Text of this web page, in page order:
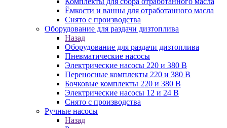
Ёмкости и ванны для отработанного масла
Снято с производства
Оборудование для раздачи дизтоплива
Назад
Оборудование для раздачи дизтоплива
Пневматические насосы
Электрические насосы 220 и 380 В
Переносные комплекты 220 и 380 В
Бочковые комплекты 220 и 380 В
Электрические насосы 12 и 24 В
Снято с производства
Ручные насосы
Назад